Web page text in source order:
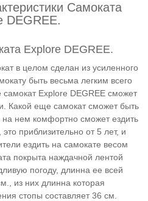
Самоката
DEGREE.
Explore DEGREE.
в целом сделан из усиленного
быть весьма легким всего
самокат Explore DEGREE сможет
Какой еще самокат сможет быть
нем комфортно сможет ездить
приблизительно от 5 лет, и
ездить на самокате весом
покрыта наждачной лентой
погоду, длинна ее всей
из них длинна которая
стопы составляет 36 см.